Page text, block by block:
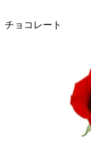
チョコレート